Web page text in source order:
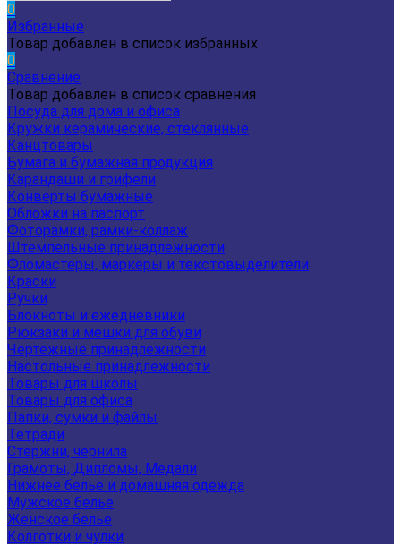
0
Избранные
Товар добавлен в список избранных
0
Сравнение
Товар добавлен в список сравнения
Посуда для дома и офиса
Кружки керамические, стеклянные
Канцтовары
Бумага и бумажная продукция
Карандаши и грифели
Конверты бумажные
Обложки на паспорт
Фоторамки, рамки-коллаж
Штемпельные принадлежности
Фломастеры, маркеры и текстовыделители
Краски
Ручки
Блокноты и ежедневники
Рюкзаки и мешки для обуви
Чертежные принадлежности
Настольные принадлежности
Товары для школы
Товары для офиса
Папки, сумки и файлы
Тетради
Стержни, чернила
Грамоты, Дипломы, Медали
Нижнее белье и домашняя одежда
Мужское белье
Женское белье
Колготки и чулки